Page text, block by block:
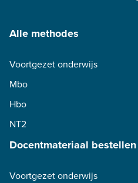
Alle methodes
Voortgezet onderwijs
Mbo
Hbo
NT2
Docentmateriaal bestellen
Voortgezet onderwijs